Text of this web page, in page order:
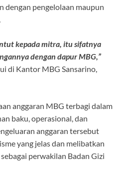
dengan pengelolaan maupun
kepada mitra, itu sifatnya
dengan dapur MBG,”
di Kantor MBG Sansarino,
anggaran MBG terbagi dalam
baku, operasional, dan
anggaran tersebut
yang jelas dan melibatkan
perwakilan Badan Gizi